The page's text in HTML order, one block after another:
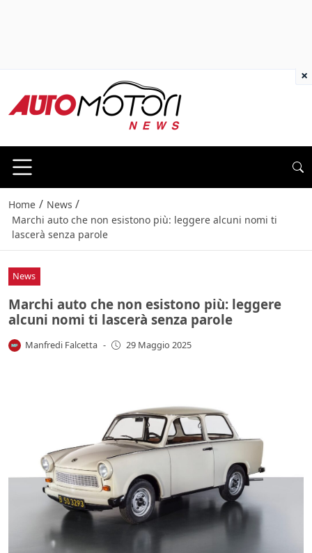
Home / News /
Marchi auto che non esistono più: leggere alcuni nomi ti
lascerà senza parole
News
Marchi auto che non esistono più: leggere
alcuni nomi ti lascerà senza parole
Manfredi Falcetta - 29 Maggio 2025
×